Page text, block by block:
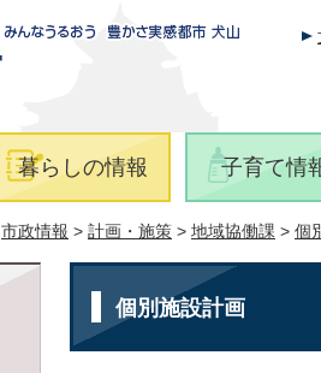
暮らしの情報 子育て情
市政情報 > 計画・施策 > 地域協働課 > 個
個別施設計画